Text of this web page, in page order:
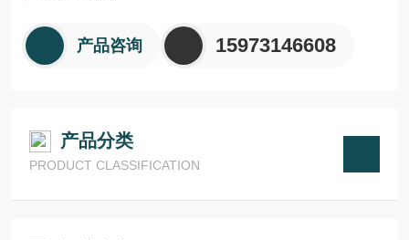
产品咨询 15973146608
产品分类
PRODUCT CLASSIFICATION